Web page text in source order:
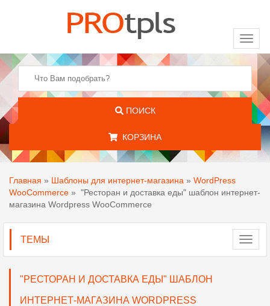
ПОИСК
КОРЗИНА
Главная » Шаблоны для интернет-магазина » WordPress
WooCommerce » "Ресторан и доставка еды" шаблон интернет-
магазина Wordpress WooCommerce
ТЕМЫ
"РЕСТОРАН И ДОСТАВКА ЕДЫ" ШАБЛОН
ИНТЕРНЕТ-МАГАЗИНА WORDPRESS